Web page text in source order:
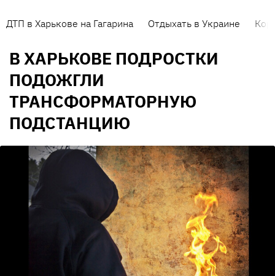
ДТП в Харькове на Гагарина Отдыхать в Украине
В ХАРЬКОВЕ ПОДРОСТКИ
ПОДОЖГЛИ
ТРАНСФОРМАТОРНУЮ
ПОДСТАНЦИЮ